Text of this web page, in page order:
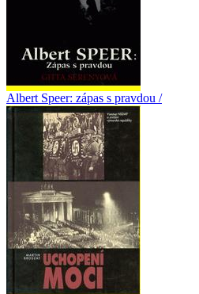
Albert Speer: zápas s pravdou /